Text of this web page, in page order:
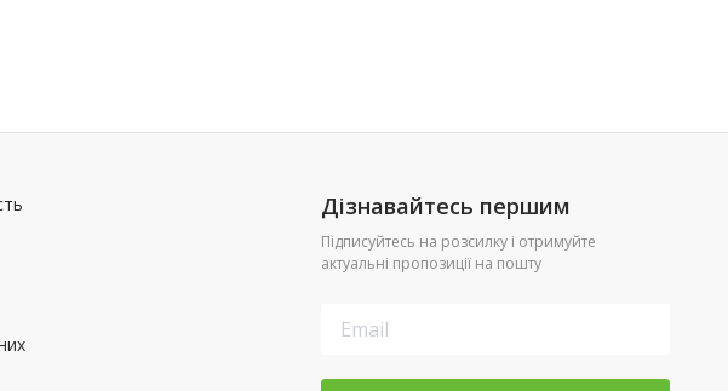
Дізнавайтесь першим
Підписуйтесь на розсилку і отримуйте
актуальні пропозиції на пошту